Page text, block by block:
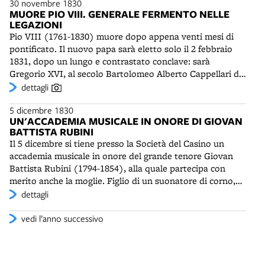
passo passo la produzione di Bellini, proponendo ogni
anno le nuove opere, fino alla sua prematura scomparsa,
nel 1835. Nel 1832 sarà rappresentata la Straniera, poi nel
1834 la Sonnambula e i Capuleti e Montecchi. Nella
primaverà del 1833 la Norma vedrà protagonisti Giuditta
Pasta, Rosa Bottrigari e Celestino Salvatori.
30 novembre 1830
MUORE PIO VIII. GENERALE FERMENTO NELLE
LEGAZIONI
Pio VIII (1761-1830) muore dopo appena venti mesi di
pontificato. Il nuovo papa sarà eletto solo il 2 febbraio
1831, dopo un lungo e contrastato conclave: sarà
Gregorio XVI, al secolo Bartolomeo Alberto Cappellari di
Belluno, monaco camaldolese. In questo periodo di
rivolta: secondo Francesco Rangone il “fermento delle
provincie” è generale e nessuno più si preoccupa di
esprimere la propria opinione. Si seguono con
apprensione gli avvenimenti europei, dopo l'avvento in
Francia della monarchia costituzionale di Luigi Filippo
d'Orleans (1773-1850) e tutto sembra disporsi alla
rivoluzione, “in modi digeriti, sicuri e infallibili”.
dettagli
5 dicembre 1830
UN'ACCADEMIA MUSICALE IN ONORE DI GIOVAN
BATTISTA RUBINI
Il 5 dicembre si tiene presso la Società del Casino un
accademia musicale in onore del grande tenore Giovan
Battista Rubini (1794-1854), alla quale partecipa con
merito anche la moglie. Figlio di un suonatore di corno,
Rubini ha debuttato nel 1818 alla Scala di Milano in
compiuto tournée in vari paesi europei e a Vienna ha
dettagli
vedi l’anno successivo